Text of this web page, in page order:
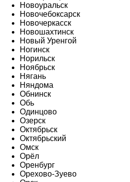
Новоуральск
Новочебоксарск
Новочеркасск
Новошахтинск
Новый Уренгой
Ногинск
Норильск
Ноябрьск
Нягань
Няндома
Обнинск
Обь
Одинцово
Озерск
Октябрьск
Октябрьский
Омск
Орёл
Оренбург
Орехово-Зуево